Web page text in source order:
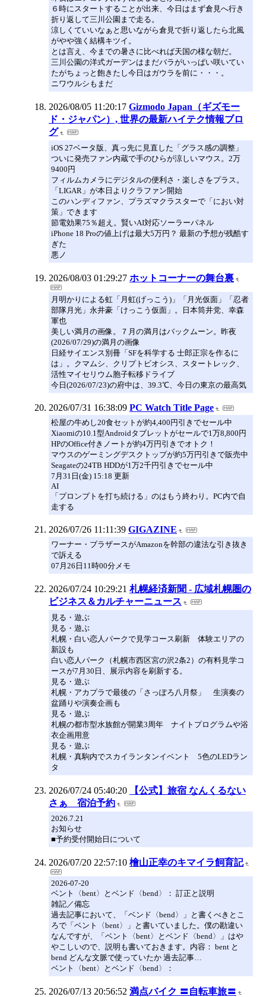
６時にスタートすることが出来、今日はまず倉見へ行き
折り返して三川公園まで走る。
涼しくていいなぁと思いながら倉見で折り返したら北風
がやや強く結構キツイ。
とは言え、今までの暑さに比べれば天国の様な朝だ。
三川公園の洋式ガーデンはまだバラがいっぱい咲いてい
たがちょっと飽きたし今日はガウラを前に・・・。
ニワウルシもまだ
2026/08/05 11:20:17 Gizmodo Japan（ギズモー
ド・ジャパン）, 世界の最新ハイテク情報ブロ
グ
iOS 27ベータ版、真っ先に見直した「グラス感の調整」
ついに発売ファン内蔵で手のひらが涼しいマウス。2万
9400円
フィルムカメラにデジタルの便利さ・楽しさをプラス。
「LIGAR」が本日よりクラファン開始
このハンディファン、プラズマクラスターで「におい対
策」できます
節電効果75％超え。賢いAI対応ソーラーパネル
iPhone 18 Proの値上げは最大5万円？ 最新の予想が残酷す
ぎた
悪ノ
2026/08/03 01:29:27 ホットコーナーの舞台裏
月明かりによる虹「月虹(げっこう)」「月光仮面」「忍者
部隊月光」永井豪「けっこう仮面」。日本筒井党、幸森
軍也
美しい満月の画像。７月の満月はバックムーン。昨夜
(2026/07/29)の満月の画像
日経サイエンス別冊「SFを科学する 士郎正宗を作るに
は」。クマムシ、クリプトビオシス、スタートレック、
活性マイセリウム胞子転移ドライブ
今日(2026/07/23)の府中は、39.3℃、今日の東京の最高気
2026/07/31 16:38:09 PC Watch Title Page
松屋の牛めし20食セットが約4,400円引きでセール中
Xiaomiの10.1型Androidタブレットがセールで1万8,800円
HPのOffice付きノートが約4万円引きでオトク！
マウスのゲーミングデスクトップが約5万円引きで販売中
Seagateの24TB HDDが1万2千円引きでセール中
7月31日(金) 15:18 更新
AI
「プロンプトを打ち続ける」のはもう終わり。PC内で自
走する
2026/07/26 11:11:39 GIGAZINE
ワーナー・ブラザースがAmazonを幹部の違法な引き抜き
で訴える
07月26日11時00分メモ
2026/07/24 10:29:21 札幌経済新聞 - 広域札幌圏の
ビジネス＆カルチャーニュース
見る・遊ぶ
見る・遊ぶ
札幌・白い恋人パークで見学コース刷新 体験エリアの
新設も
白い恋人パーク（札幌市西区宮の沢2条2）の有料見学コ
ースが7月30日、展示内容を刷新する。
見る・遊ぶ
札幌・アカプラで最後の「さっぽろ八月祭」 生演奏の
盆踊りや演奏企画も
見る・遊ぶ
札幌の都市型水族館が開業3周年 ナイトプログラムや浴
衣企画用意
見る・遊ぶ
札幌・真駒内でスカイランタンイベント 5色のLEDラン
タ
2026/07/24 05:40:20
【公式】旅宿 なんくるない
さぁ 宿泊予約
2026.7.21
お知らせ
■予約受付開始日について
2026/07/20 22:57:10 檜山正幸のキマイラ飼育記
2026-07-20
ベント〈bent〉とベンド〈bend〉： 訂正と説明
雑記／備忘
過去記事において、「ベンド〈bend〉」と書くべきとこ
ろで「ベント〈bent〉」と書いていました。僕の勘違い
なんですが、「ベント〈bent〉とベンド〈bend〉」はや
やこしいので、説明も書いておきます。内容： bent と
bend どんな文脈で使っていたか 過去記事…
ベント〈bent〉とベンド〈bend〉：
2026/07/13 20:56:52 満点バイク 〓自転車旅〓